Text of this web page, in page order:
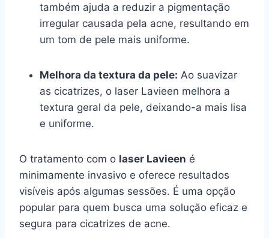
também ajuda a reduzir a pigmentação
irregular causada pela acne, resultando em
um tom de pele mais uniforme.
Melhora da textura da pele: Ao suavizar
as cicatrizes, o laser Lavieen melhora a
textura geral da pele, deixando-a mais lisa
e uniforme.
O tratamento com o laser Lavieen é
minimamente invasivo e oferece resultados
visíveis após algumas sessões. É uma opção
popular para quem busca uma solução eficaz e
segura para cicatrizes de acne.